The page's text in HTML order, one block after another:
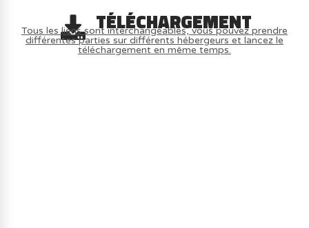
TÉLÉCHARGEMENT
Tous les liens sont interchangeables, vous pouvez prendre
différentes parties sur différents hébergeurs et lancez le
téléchargement en même temps.